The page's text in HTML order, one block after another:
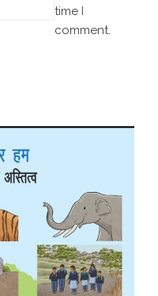
time I
comment.